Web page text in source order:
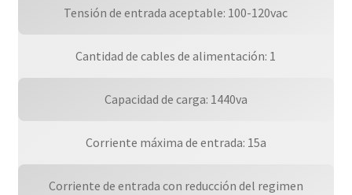
Tensión de entrada aceptable: 100-120vac
Cantidad de cables de alimentación: 1
Capacidad de carga: 1440va
Corriente máxima de entrada: 15a
Corriente de entrada con reducción del regimen